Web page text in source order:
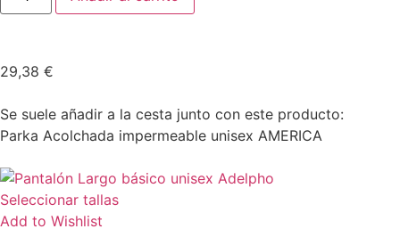
29,38 €
Se suele añadir a la cesta junto con este producto:
Parka Acolchada impermeable unisex AMERICA
Seleccionar tallas
Add to Wishlist